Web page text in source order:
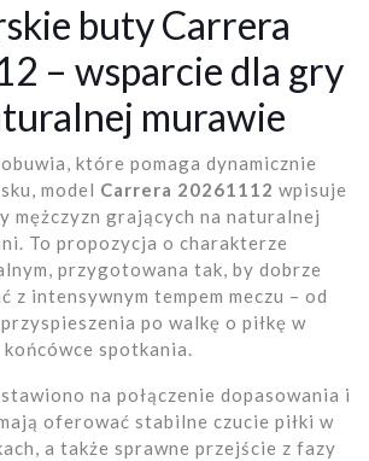
buty Carrera
– wsparcie dla gry
murawie
które pomaga dynamicznie
model Carrera 20261112 wpisuje
mężczyzn grających na naturalnej
To propozycja o charakterze
przygotowana tak, by dobrze
z intensywnym tempem meczu – od
po walkę o piłkę w
końcówce spotkania.
na połączenie dopasowania i
oferować stabilne czucie piłki w
a także sprawne przejście z fazy